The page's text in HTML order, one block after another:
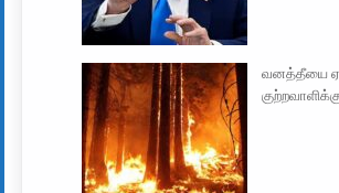
வனத்தீயை